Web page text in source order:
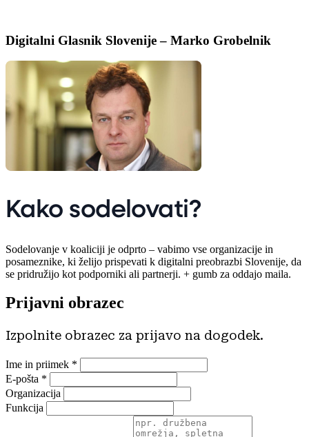
Digitalni Glasnik Slovenije – Marko Grobelnik
Kako sodelovati?
Sodelovanje v koaliciji je odprto – vabimo vse organizacije in
posameznike, ki želijo prispevati k digitalni preobrazbi Slovenije, da
se pridružijo kot podporniki ali partnerji. + gumb za oddajo maila.
Prijavni obrazec
Izpolnite obrazec za prijavo na dogodek.
Ime in priimek *
E-pošta *
Organizacija
Funkcija